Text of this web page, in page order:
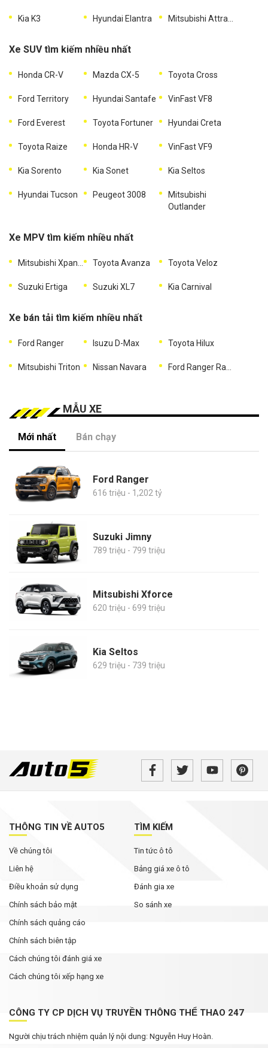
Kia K3 Hyundai Elantra
Xe SUV tìm kiếm nhiều nhất
Honda CR-V Mazda CX-5 Toyota Cross
Ford Territory Hyundai Santafe VinFast VF8
Ford Everest Toyota Fortuner Hyundai Creta
Toyota Raize Honda HR-V VinFast VF9
Kia Sorento Kia Sonet Kia Seltos
Hyundai Tucson Peugeot 3008
Mitsubishi
Outlander
Xe MPV tìm kiếm nhiều nhất
Toyota Avanza Toyota Veloz
Suzuki Ertiga Suzuki XL7 Kia Carnival
Xe bán tải tìm kiếm nhiều nhất
Ford Ranger Isuzu D-Max Toyota Hilux
Mitsubishi Triton Nissan Navara
MẪU XE
Mới nhất Bán chạy
Ford Ranger
616 triệu - 1,202 tỷ
Suzuki Jimny
789 triệu - 799 triệu
Mitsubishi Xforce
620 triệu - 699 triệu
Kia Seltos
629 triệu - 739 triệu
THÔNG TIN VỀ AUTO5
Về chúng tôi
Liên hệ
Điều khoản sử dụng
Chính sách bảo mật
Chính sách quảng cáo
Chính sách biên tập
Cách chúng tôi đánh giá xe
Cách chúng tôi xếp hạng xe
TÌM KIẾM
Tin tức ô tô
Bảng giá xe ô tô
Đánh gia xe
So sánh xe
CÔNG TY CP DỊCH VỤ TRUYỀN THÔNG THỂ THAO 247
Người chịu trách nhiệm quản lý nội dung: Nguyễn Huy Hoàn.